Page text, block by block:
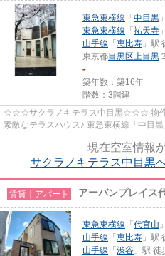
東急東横線 「 中目黒
東急東横線 「 祐天寺
山手線 「 恵比寿 」駅
東京都目黒区上目黒
-
築年数：築16年
階数：3階建
☆☆☆サクラノキテラス中目黒☆☆☆ 物件
素敵なテラスハウス♪ 東急東横線「中目
現在空室情報
サクラノキテラス中目黒
賃貸｜アパート アーバンプレイス
東急東横線 「 代官山
山手線 「 恵比寿 」駅
山手線 「 渋谷 」駅